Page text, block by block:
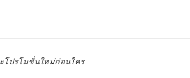
โปรโมชั่นใหม่ก่อนใคร